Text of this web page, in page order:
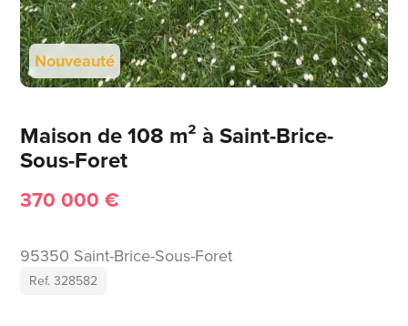
Nouveauté
Maison de 108 m² à Saint-Brice-
Sous-Foret
370 000 €
95350 Saint-Brice-Sous-Foret
Ref. 328582